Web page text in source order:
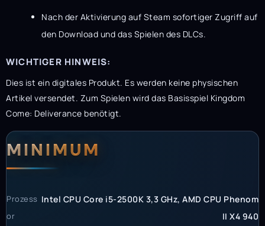
Nach der Aktivierung auf Steam sofortiger Zugriff auf
den Download und das Spielen des DLCs.
WICHTIGER HINWEIS:
Dies ist ein digitales Produkt. Es werden keine physischen
Artikel versendet. Zum Spielen wird das Basisspiel Kingdom
Come: Deliverance benötigt.
MINIMUM
Prozess
or
Intel CPU Core i5-2500K 3,3 GHz, AMD CPU Phenom
II X4 940